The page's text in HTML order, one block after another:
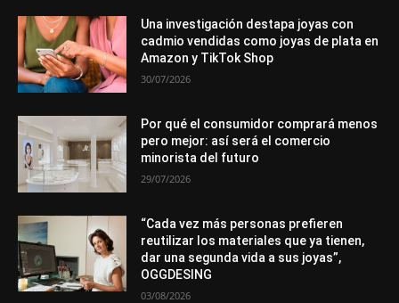
Una investigación destapa joyas con
cadmio vendidas como joyas de plata en
Amazon y TikTok Shop
30/07/2026
Por qué el consumidor comprará menos
pero mejor: así será el comercio
minorista del futuro
29/07/2026
“Cada vez más personas prefieren
reutilizar los materiales que ya tienen,
dar una segunda vida a sus joyas”,
OGGDESING
03/08/2026